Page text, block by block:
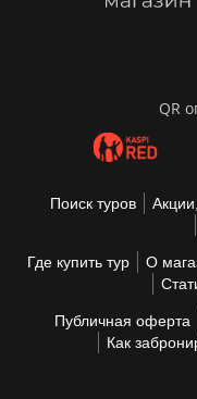
QR
Поиск туров
Где купить тур О
Публичная оферта
Как